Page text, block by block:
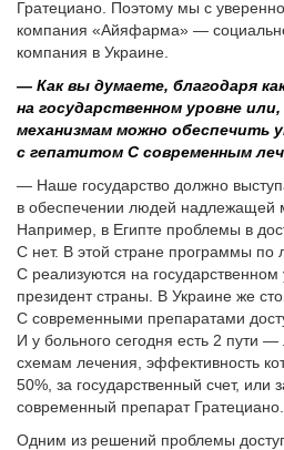
Гратециано. Поэтому мы с
компания «Айяфарма» —
компания в Украине.
— Как вы думаете, благодаря
на государственном уровне
механизмам можно обеспечить
с гепатитом С современным
— Наше государство должно
в обеспечении людей
Например, в Египте проблемы в
С нет. В этой стране программы по
С реализуются на государственном
президент страны. В Украине же
С современными препаратами
И у больного сегодня есть 2 пути
схемам лечения, эффективность
50%, за государственный счет, или
современный препарат Гратециано.
Одним из решений проблемы